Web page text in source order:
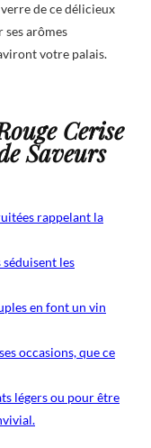
de ce délicieux
arômes
votre palais.
Cerise
Saveurs
rappelant la
les
en font un vin
occasions, que ce
légers ou pour être